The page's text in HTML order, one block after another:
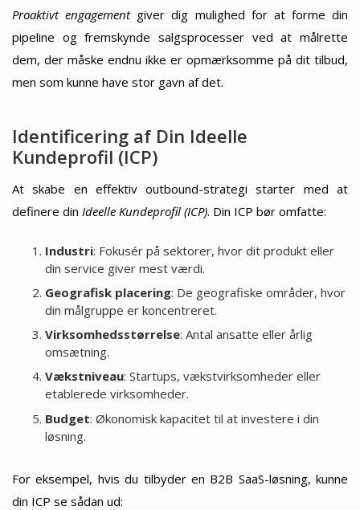
Proaktivt engagementgiver dig mulighed for at forme din
pipeline og fremskynde salgsprocesser ved at målrette
dem, der måske endnu ikke er opmærksomme på dit tilbud,
men som kunne have stor gavn af det.
Identificering af Din Ideelle
Kundeprofil (ICP)
At skabe en effektiv outbound-strategi starter med at
definere din Ideelle Kundeprofil (ICP). Din ICP bør omfatte:
Industri: Fokusér på sektorer, hvor dit produkt eller
din service giver mest værdi.
Geografisk placering: De geografiske områder, hvor
din målgruppe er koncentreret.
Virksomhedsstørrelse: Antal ansatte eller årlig
omsætning.
Vækstniveau: Startups, vækstvirksomheder eller
etablerede virksomheder.
Budget: Økonomisk kapacitet til at investere i din
løsning.
For eksempel, hvis du tilbyder en B2B SaaS-løsning, kunne
din ICP se sådan ud: